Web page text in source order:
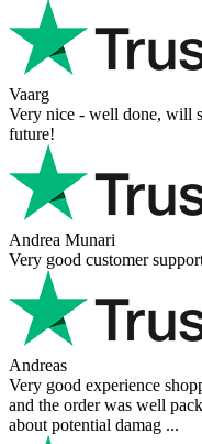
Vaarg
Very nice - well done, will
future!
Andrea Munari
Very good customer
Andreas
Very good experience
and the order was well
about potential damag ...